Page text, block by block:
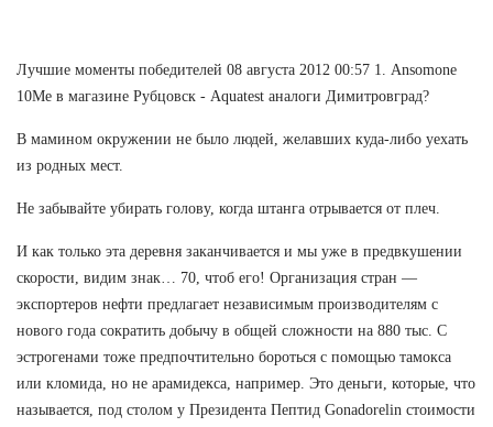
Лучшие моменты победителей 08 августа 2012 00:57 1. Ansomone
10Me в магазине Рубцовск - Aquatest аналоги Димитровград?
В мамином окружении не было людей, желавших куда-либо уехать
из родных мест.
Не забывайте убирать голову, когда штанга отрывается от плеч.
И как только эта деревня заканчивается и мы уже в предвкушении
скорости, видим знак… 70, чтоб его! Организация стран —
экспортеров нефти предлагает независимым производителям с
нового года сократить добычу в общей сложности на 880 тыс. С
эстрогенами тоже предпочтительно бороться с помощью тамокса
или кломида, но не арамидекса, например. Это деньги, которые, что
называется, под столом у Президента Пептид Gonadorelin стоимости